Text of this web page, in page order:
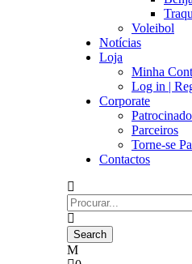
Voleibol
Notícias
Loja
Minha
Log in |
Corporate
Parceiros
Torne-se
Contactos